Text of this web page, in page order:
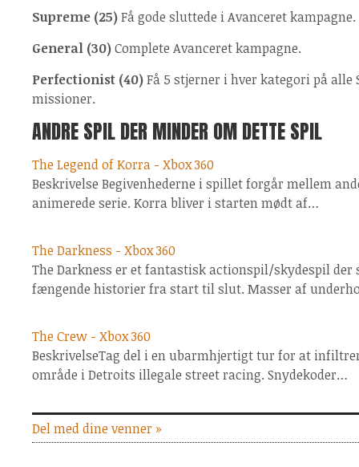
Supreme (25)Få gode sluttede i Avanceret kampagne.
General (30)Complete Avanceret kampagne.
Perfectionist (40)Få 5 stjerner i hver kategori på alle
missioner.
ANDRE SPIL DER MINDER OM DETTE SPIL
The Legend of Korra - Xbox 360
Beskrivelse Begivenhederne i spillet forgår mellem
animerede serie. Korra bliver i starten mødt af…
The Darkness - Xbox 360
The Darkness er et fantastisk actionspil/skydespil
fængende historier fra start til slut. Masser af
The Crew - Xbox 360
BeskrivelseTag del i en ubarmhjertigt tur for at
område i Detroits illegale street racing. Snydekoder…
Del med dine venner »